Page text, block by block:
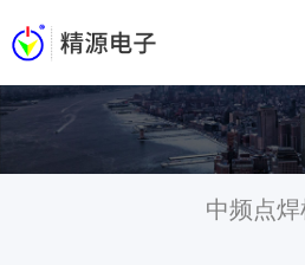
中频点